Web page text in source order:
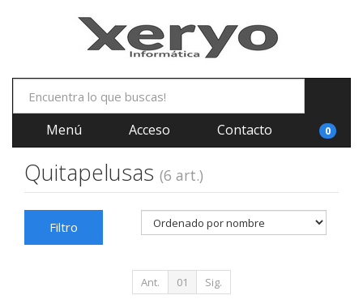
Menú Acceso Contacto 0
Quitapelusas (6 art.)
Filtro
Ant. 01 Sig.